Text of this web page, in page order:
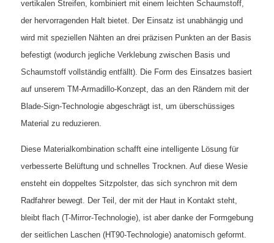
vertikalen Streifen, kombiniert mit einem leichten Schaumstoff,
der hervorragenden Halt bietet. Der Einsatz ist unabhängig und
wird mit speziellen Nähten an drei präzisen Punkten an der Basis
befestigt (wodurch jegliche Verklebung zwischen Basis und
Schaumstoff vollständig entfällt). Die Form des Einsatzes basiert
auf unserem TM-Armadillo-Konzept, das an den Rändern mit der
Blade-Sign-Technologie abgeschrägt ist, um überschüssiges
Material zu reduzieren.
Diese Materialkombination schafft eine intelligente Lösung für
verbesserte Belüftung und schnelles Trocknen. Auf diese Wesie
ensteht ein doppeltes Sitzpolster, das sich synchron mit dem
Radfahrer bewegt. Der Teil, der mit der Haut in Kontakt steht,
bleibt flach (T-Mirror-Technologie), ist aber danke der Formgebung
der seitlichen Laschen (HT90-Technologie) anatomisch geformt.